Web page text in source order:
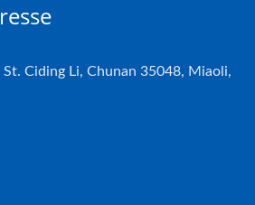
St. Ciding Li, Chunan 35048, Miaoli,